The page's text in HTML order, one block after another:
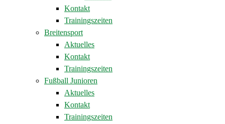
Kontakt
Trainingszeiten
Breitensport
Aktuelles
Kontakt
Trainingszeiten
Fußball Junioren
Aktuelles
Kontakt
Trainingszeiten